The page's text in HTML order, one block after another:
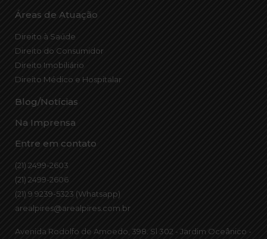
Áreas de Atuação
Direito à Saúde
Direito do Consumidor
Direito Imobiliário
Direito Médico e Hospitalar
Blog/Notícias
Na Imprensa
Entre em contato
(21) 2499-2603
(21) 2499-2606
(21) 9 9239-5323 (Whatsapp)
arealpires@arealpires.com.br
Avenida Rodolfo de Amoedo, 398. Sl 302 - Jardim Oceânico -